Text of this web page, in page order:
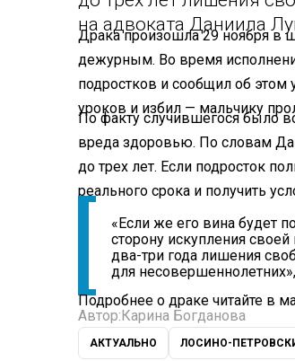
на адвоката Даниила
Драка произошла 29 ноября в
дежурным. Во время
подростков и сообщил об
уроков и избил — мальчику
По факту случившегося было
вреда здоровью. По словам
до трех лет. Если подросток
реального срока и получить
«Если же его вина будет
сторону искупления
два-три года лишения
для
Подробнее о драке читайте в
Автор: Карина Богданова
АКТУАЛЬНО ЛОСИНО-